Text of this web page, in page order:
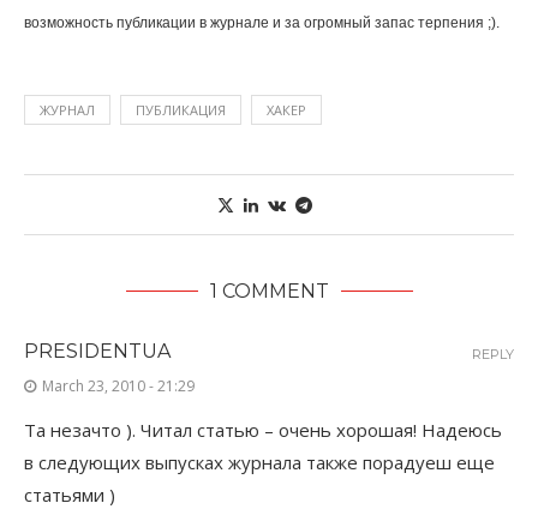
возможность публикации в журнале и за огромный запас терпения ;).
ЖУРНАЛ ПУБЛИКАЦИЯ ХАКЕР
1 COMMENT
PRESIDENTUA
March 23, 2010 - 21:29
Та незачто ). Читал статью – очень хорошая! Надеюсь
в следующих выпусках журнала также порадуеш еще
статьями )
REPLY